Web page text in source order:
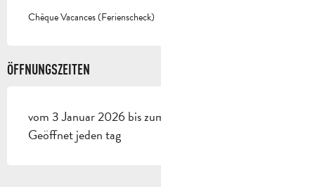
Chèque Vacances (Ferienscheck)
ÖFFNUNGSZEITEN
vom 3 Januar 2026 bis zum 1 Januar 2027 -
Geöffnet jeden tag